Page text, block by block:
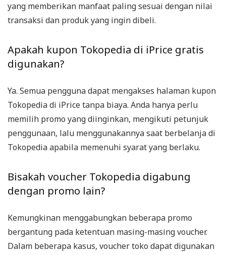
yang memberikan manfaat paling sesuai dengan nilai
transaksi dan produk yang ingin dibeli.
Apakah kupon Tokopedia di iPrice gratis
digunakan?
Ya. Semua pengguna dapat mengakses halaman kupon
Tokopedia di iPrice tanpa biaya. Anda hanya perlu
memilih promo yang diinginkan, mengikuti petunjuk
penggunaan, lalu menggunakannya saat berbelanja di
Tokopedia apabila memenuhi syarat yang berlaku.
Bisakah voucher Tokopedia digabung
dengan promo lain?
Kemungkinan menggabungkan beberapa promo
bergantung pada ketentuan masing-masing voucher.
Dalam beberapa kasus, voucher toko dapat digunakan